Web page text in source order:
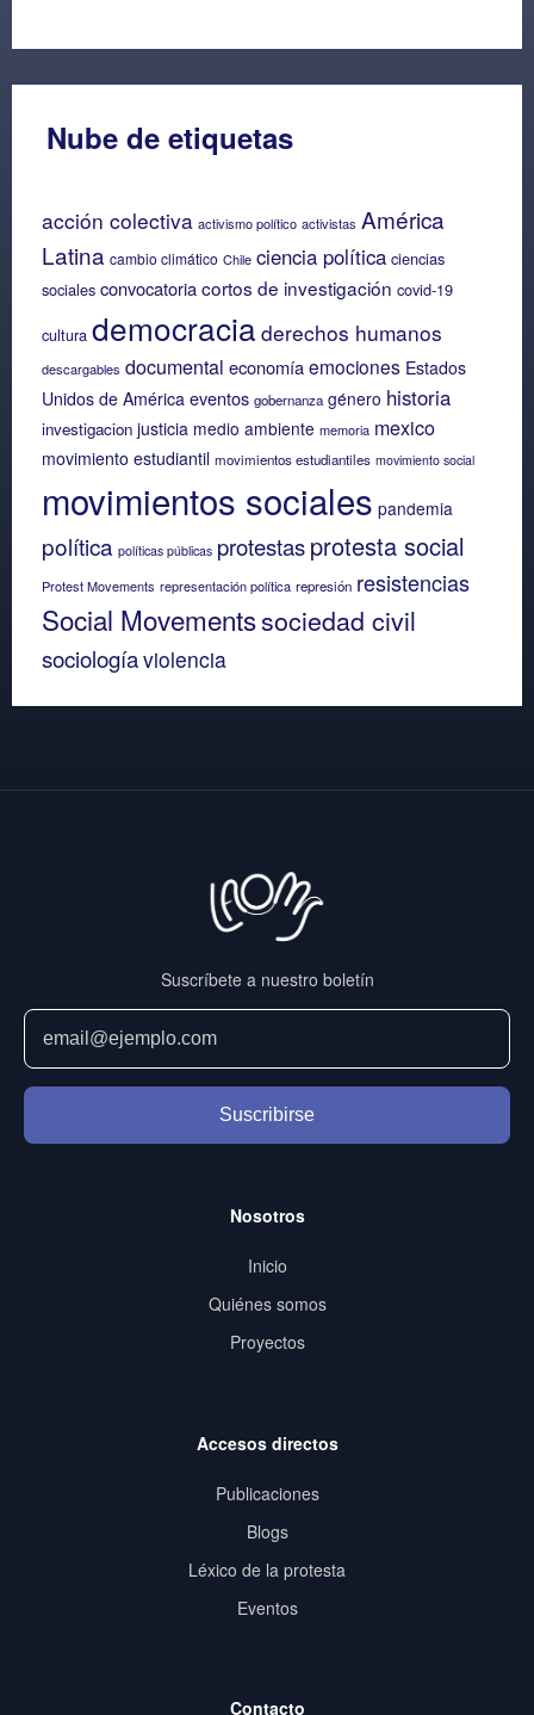
Nube de etiquetas
acción colectiva activismo político activistas América
Latina cambio climático Chile ciencia política ciencias
sociales convocatoriacortos de investigación covid-19
cultura democracia derechos humanos
descargables documental economíaemociones Estados
Unidos de América eventos gobernanza género historia
investigacion justicia medio ambiente memoria mexico
movimiento estudiantil movimientos estudiantiles movimiento social
movimientos sociales pandemia
política políticas públicas protestasprotesta social
Protest Movements representación política represión resistencias
Social Movementssociedad civil
sociologíaviolencia
Suscríbete a nuestro boletín
Suscribirse
Nosotros
Inicio
Quiénes somos
Proyectos
Accesos directos
Publicaciones
Blogs
Léxico de la protesta
Eventos
Contacto